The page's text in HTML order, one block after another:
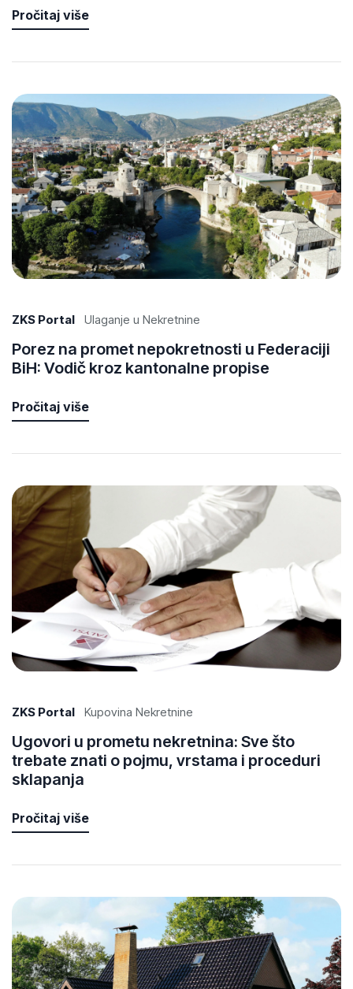
Pročitaj više
ZKS Portal Ulaganje u Nekretnine
Porez na promet nepokretnosti u Federaciji
BiH: Vodič kroz kantonalne propise
Pročitaj više
ZKS Portal Kupovina Nekretnine
Ugovori u prometu nekretnina: Sve što
trebate znati o pojmu, vrstama i proceduri
sklapanja
Pročitaj više